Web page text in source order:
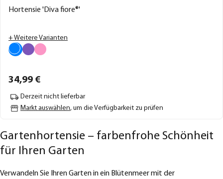
Hortensie 'Diva fiore®'
+ Weitere Varianten
34,99 €
Derzeit nicht lieferbar
Markt auswählen, um die Verfügbarkeit zu prüfen
Gartenhortensie – farbenfrohe Schönheit
für Ihren Garten
Verwandeln Sie Ihren Garten in ein Blütenmeer mit der